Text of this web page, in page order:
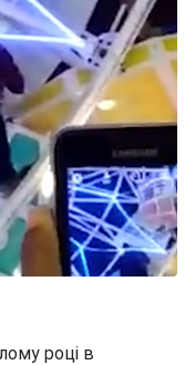
році в